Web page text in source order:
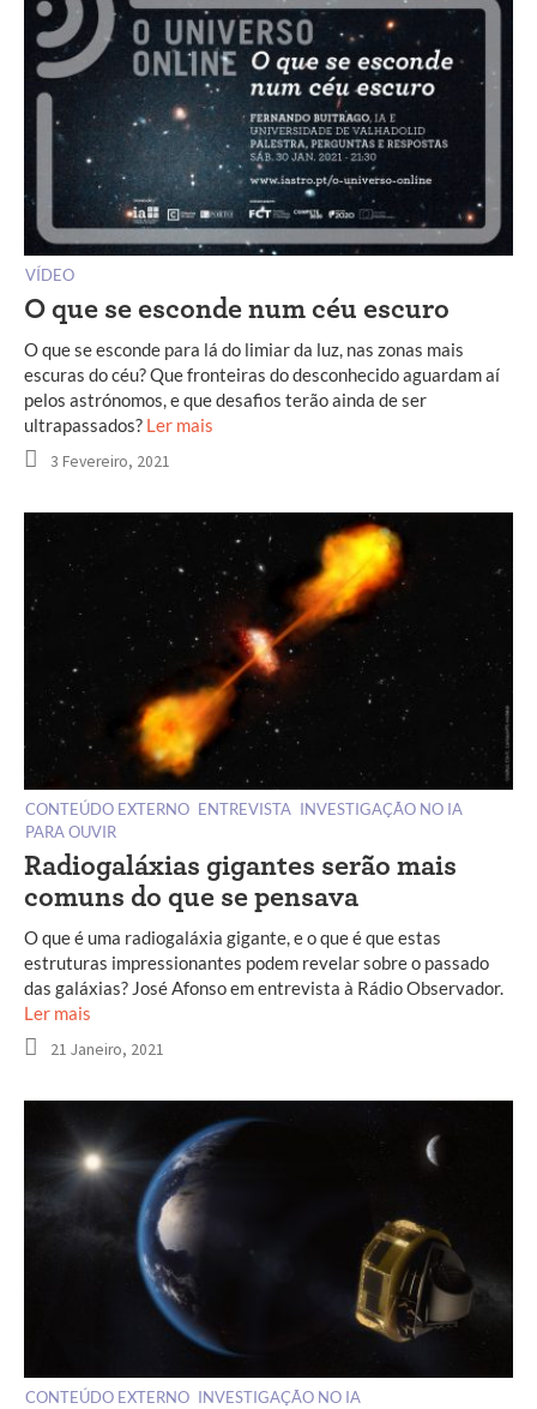
VÍDEO
O que se esconde num céu escuro
O que se esconde para lá do limiar da luz, nas zonas mais
escuras do céu? Que fronteiras do desconhecido aguardam aí
pelos astrónomos, e que desafios terão ainda de ser
ultrapassados? Ler mais
3 Fevereiro, 2021
CONTEÚDO EXTERNO ENTREVISTA INVESTIGAÇÃO NO IA
PARA OUVIR
Radiogaláxias gigantes serão mais
comuns do que se pensava
O que é uma radiogaláxia gigante, e o que é que estas
estruturas impressionantes podem revelar sobre o passado
das galáxias? José Afonso em entrevista à Rádio Observador.
Ler mais
21 Janeiro, 2021
CONTEÚDO EXTERNO INVESTIGAÇÃO NO IA